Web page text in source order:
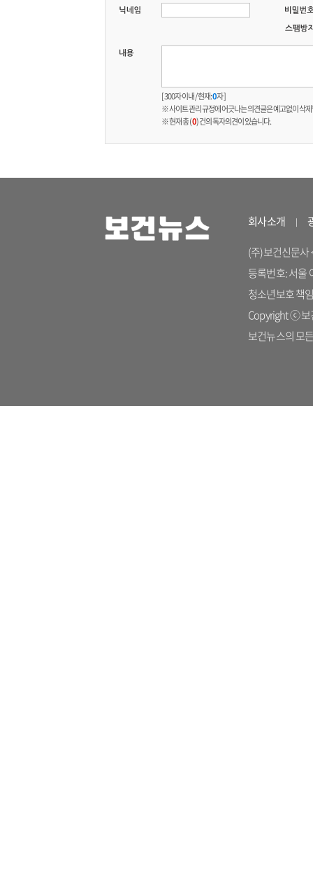
[ 300자 이내 / 현재:0자 ]
※ 사이트 관리 규정에 어긋나는 의견글은 예고없이 삭
※ 현재 총 (0) 건의 독자의견이 있습니다.
회사소개
(주)보건신문사
등록번호: 서울
청소년보호 책
Copyright ⓒ 보
보건뉴스의 모